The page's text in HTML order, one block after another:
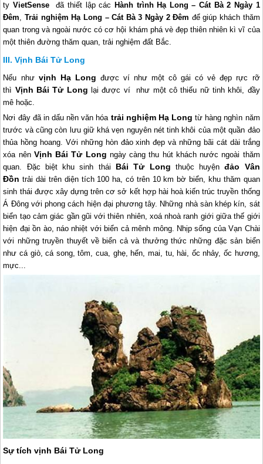
tyVietSense đã thiết lập các Hành trình Hạ Long – Cát Bà 2 Ngày 1
Đêm,Trải nghiệm Hạ Long – Cát Bà 3 Ngày 2 Đêm để giúp khách thăm
quan trong và ngoài nước có cơ hội khám phá vè đẹp thiên nhiên kì vĩ của
một thiên đường thăm quan, trải nghiệm đất Bắc.
Vịnh Bái Tử Long
Nếu như vịnh Hạ Long được ví như một cô gái có vẻ đẹp rực rỡ
thì Vịnh Bái Tử Long lại được ví như một cô thiếu nữ tinh khôi, đầy
mê hoặc.
Nơi đây đã in dấu nền văn hóa trải nghiệm Hạ Long từ hàng nghìn năm
trước và cũng còn lưu giữ khá vẹn nguyên nét tinh khôi của một quần đảo
thủa hồng hoang. Với những hòn đảo xinh đẹp và những bãi cát dài trắng
xóa nên Vịnh Bái Tử Long ngày càng thu hút khách nước ngoài thăm
quan. Đặc biệt khu sinh thái Bái Tử Long thuộc huyệnđảo Vân
Đồn trải dài trên diện tích 100 ha, có trên 10 km bờ biển, khu thăm quan
sinh thái được xây dựng trên cơ sở kết hợp hài hoà kiến trúc truyền thống
Á Đông với phong cách hiện đại phương tây. Những nhà sàn khép kín, sát
biển tạo cảm giác gần gũi với thiên nhiên, xoá nhoà ranh giới giữa thế giới
hiện đại ồn ào, náo nhiệt với biển cả mênh mông. Nhịp sống của Vạn Chài
với những truyền thuyết về biển cả và thưởng thức những đặc sản biển
như cá giò, cá song, tôm, cua, ghẹ, hến, mai, tu, hài, ốc nhảy, ốc hương,
mực...
Sự tích vịnh Bái Tử Long